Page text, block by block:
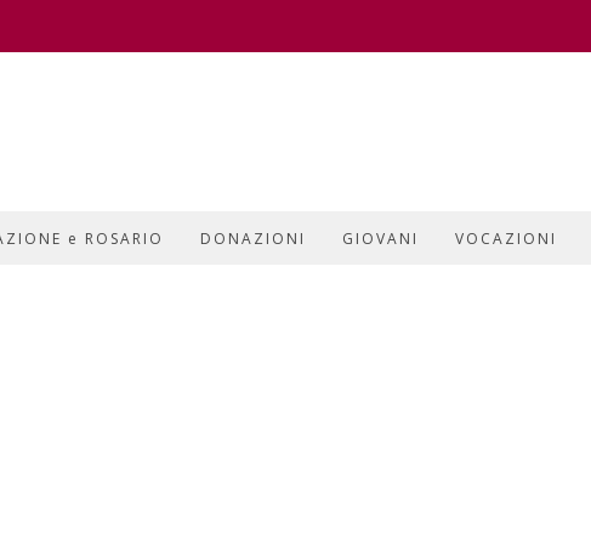
e ROSARIO DONAZIONI GIOVANI VOCAZIONI